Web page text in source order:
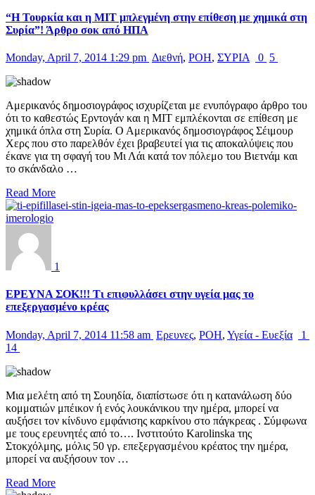
“Η Τουρκία και η MIT μπλεγμένη στην επίθεση με χημικά στη
Συρία”! Άρθρο σοκ από ΗΠΑ
Monday, April 7, 2014 1:29 pm Διεθνή, ΡΟΗ, ΣΥΡΙΑ 0 5
Αμερικανός δημοσιογράφος ισχυρίζεται με ενυπόγραφο άρθρο του
ότι το καθεστώς Ερντογάν και η MIT εμπλέκονται σε επίθεση με
χημικά όπλα στη Συρία. Ο Αμερικανός δημοσιογράφος Σέιμουρ
Χερς που στο παρελθόν έχει βραβευτεί για τις αποκαλύψεις που
έκανε για τη σφαγή του Μι Λάι κατά τον πόλεμο του Βιετνάμ και
το σκάνδαλο …
Read More
1
ΕΡΕΥΝΑ ΣΟΚ!!! Τι επιφυλλάσει στην υγεία μας το
επεξεργασμένο κρέας
Monday, April 7, 2014 11:58 am Ερευνες, ΡΟΗ, Υγεία - Ευεξία
1
14
Μια μελέτη από τη Σουηδία, διαπίστωσε ότι η κατανάλωση δύο
κομματιών μπέικον ή ενός λουκάνικου την ημέρα, μπορεί να
αυξήσει τον κίνδυνο εμφάνισης καρκίνου στο πάγκρεας . Σύμφωνα
με τους ερευνητές από το…. Ινστιτούτο Karolinska της
Στοκχόλμης, μόλις 50 γρ. επεξεργασμένου κρέατος την ημέρα,
μπορεί να αυξήσουν τον …
Read More